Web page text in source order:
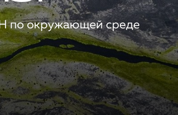
по окружающей среде